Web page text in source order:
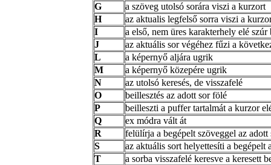
G
a szöveg utolsó sorára viszi a kurzort
H
az aktualis legfelső sorra viszi a
I
a első, nem üres karakterhely elé szúr
J
az aktuális sor végéhez fűzi a
L
a képernyő aljára ugrik
M
a képernyő közepére ugrik
N
az utolsó keresés, de visszafelé
O
beillesztés az adott sor fölé
P
beilleszti a puffer tartalmát a kurzor
Q
ex módra vált át
R
felülírja a begépelt szöveggel az adott
S
az aktuális sort helyettesíti a begépelt
T
a sorba visszafelé keresve a keresett